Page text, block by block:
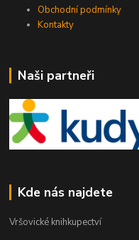
Obchodní podmínky
Kontakty
Naši partneři
Kde nás najdete
Vršovické knihkupectví